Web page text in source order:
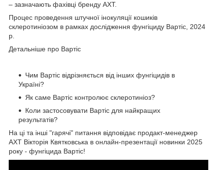
– зазначають фахівці бренду АХТ.
Процес проведення штучної інокуляції кошиків
склеротиніозом в рамках дослідження фунгіциду Вартіс, 2024
р.
Детальніше про Вартіс
Чим Вартіс відрізняється від інших фунгіцидів в
Україні?
Як саме Вартіс контролює склеротиніоз?
Коли застосовувати Вартіс для найкращих
результатів?
На ці та інші "гарячі" питання відповідає продакт-менеджер
АХТ Вікторія Квятковська в онлайн-презентації новинки 2025
року - фунгіцида Вартіс!